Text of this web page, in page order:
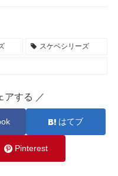
スケベシリーズ
アする ／
はてブ
Pinterest